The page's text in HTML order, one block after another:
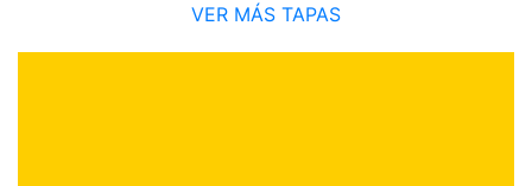
VER MÁS TAPAS